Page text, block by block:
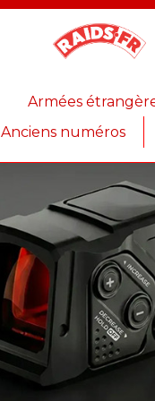
Armées
Anciens numéros